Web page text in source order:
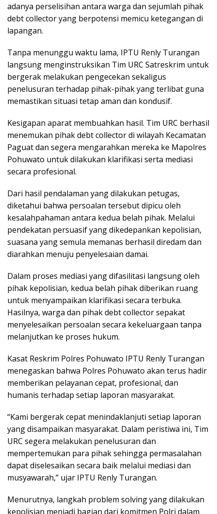
adanya perselisihan antara warga dan sejumlah pihak
debt collector yang berpotensi memicu ketegangan di
lapangan.
Tanpa menunggu waktu lama, IPTU Renly Turangan
langsung menginstruksikan Tim URC Satreskrim untuk
bergerak melakukan pengecekan sekaligus
penelusuran terhadap pihak-pihak yang terlibat guna
memastikan situasi tetap aman dan kondusif.
Kesigapan aparat membuahkan hasil. Tim URC berhasil
menemukan pihak debt collector di wilayah Kecamatan
Paguat dan segera mengarahkan mereka ke Mapolres
Pohuwato untuk dilakukan klarifikasi serta mediasi
secara profesional.
Dari hasil pendalaman yang dilakukan petugas,
diketahui bahwa persoalan tersebut dipicu oleh
kesalahpahaman antara kedua belah pihak. Melalui
pendekatan persuasif yang dikedepankan kepolisian,
suasana yang semula memanas berhasil diredam dan
diarahkan menuju penyelesaian damai.
Dalam proses mediasi yang difasilitasi langsung oleh
pihak kepolisian, kedua belah pihak diberikan ruang
untuk menyampaikan klarifikasi secara terbuka.
Hasilnya, warga dan pihak debt collector sepakat
menyelesaikan persoalan secara kekeluargaan tanpa
melanjutkan ke proses hukum.
Kasat Reskrim Polres Pohuwato IPTU Renly Turangan
menegaskan bahwa Polres Pohuwato akan terus hadir
memberikan pelayanan cepat, profesional, dan
humanis terhadap setiap laporan masyarakat.
“Kami bergerak cepat menindaklanjuti setiap laporan
yang disampaikan masyarakat. Dalam peristiwa ini, Tim
URC segera melakukan penelusuran dan
mempertemukan para pihak sehingga permasalahan
dapat diselesaikan secara baik melalui mediasi dan
musyawarah,” ujar IPTU Renly Turangan.
Menurutnya, langkah problem solving yang dilakukan
kepolisian menjadi bagian dari komitmen Polri dalam